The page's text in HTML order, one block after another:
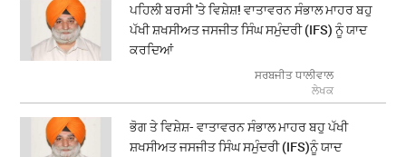
ਪਹਿਲੀ ਬਰਸੀ 'ਤੇ ਵਿਸ਼ੇਸ਼! ਵਾਤਾਵਰਨ ਸੰਭਾਲ ਮਾਹਰ ਬਹੁ
ਪੱਖੀ ਸ਼ਖਸੀਅਤ ਜਸਜੀਤ ਸਿੰਘ ਸਮੁੰਦਰੀ (IFS) ਨੂੰ ਯਾਦ
ਕਰਦਿਆਂ
ਸਰਬਜੀਤ ਧਾਲੀਵਾਲ
ਲੇਖਕ
ਭੋਗ ਤੇ ਵਿਸ਼ੇਸ਼- ਵਾਤਾਵਰਨ ਸੰਭਾਲ ਮਾਹਰ ਬਹੁ ਪੱਖੀ
ਸ਼ਖਸੀਅਤ ਜਸਜੀਤ ਸਿੰਘ ਸਮੁੰਦਰੀ (IFS)ਨੂੰ ਯਾਦ